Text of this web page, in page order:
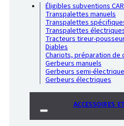
Éligibles subventions
Transpalettes manuels
Transpalettes
Transpalettes
Tracteurs tireur-
Diables
Chariots, préparation de
Gerbeurs manuels
Gerbeurs semi-
Gerbeurs électriques
ACCESSOIRES